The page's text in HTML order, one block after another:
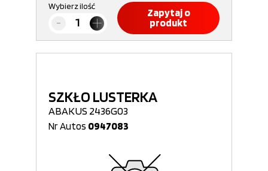
Wybierz ilość
Zapytaj o
produkt
SZKŁO LUSTERKA
ABAKUS 2436G03
Nr Autos 0947083